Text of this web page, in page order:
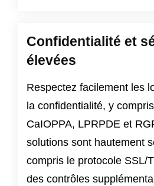
Confidentialité et
élevées
Respectez facilement les
la confidentialité, y compris
CaIOPPA, LPRPDE et
solutions sont hautement
compris le protocole SSL/
des contrôles